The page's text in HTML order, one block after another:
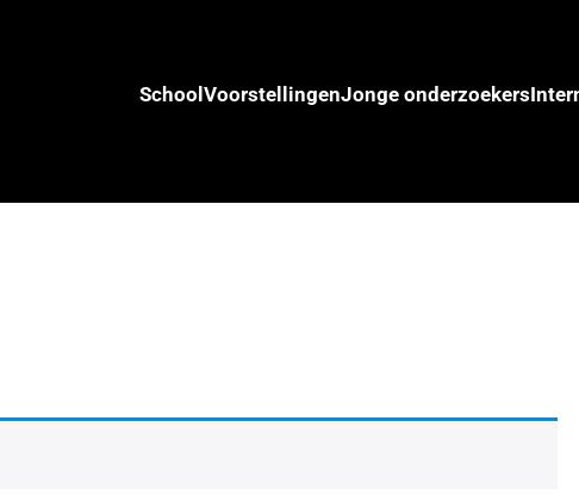
SchoolVoorstellingenJonge onderzoekers